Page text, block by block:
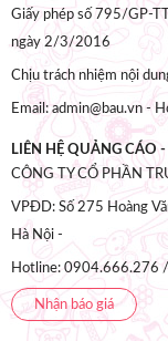
Giấy phép số 795/GP-
ngày 2/3/2016
Chịu trách nhiệm nội
Email: admin@bau.vn -
LIÊN HỆ QUẢNG CÁO
CÔNG TY CỔ PHẦN
VPĐD: Số 275 Hoàng
Hà Nội -
Hotline: 0904.666.276
Nhận báo giá